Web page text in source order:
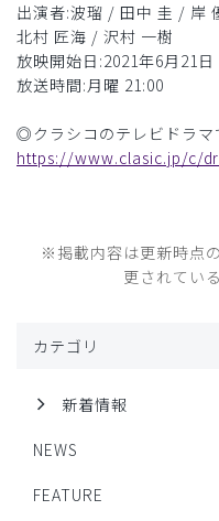
出演者:波瑠 / 田中 圭 / 岸
北村 匠海 / 沢村 一樹
放映開始日:2021年6月21日
放送時間:月曜 21:00
◎クラシコのテレビドラマ
https://www.clasic.jp/c/
※掲載内容は更新時点
更されてい
カテゴリ
新着情報
NEWS
FEATURE